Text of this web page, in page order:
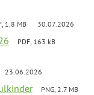
1.8 MB 30.07.2026
PDF, 163 kB
23.06.2026
PNG, 2.7 MB